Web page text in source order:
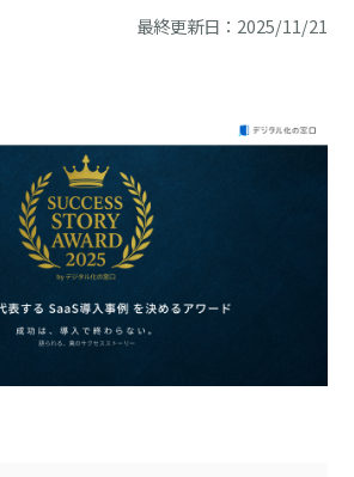
最終更新日：2025/11/21